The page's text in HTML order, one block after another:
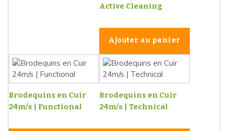
Active Cleaning
Ajouter au panier
Brodequins en Cuir
24m/s | Functional
Brodequins en Cuir
24m/s | Technical